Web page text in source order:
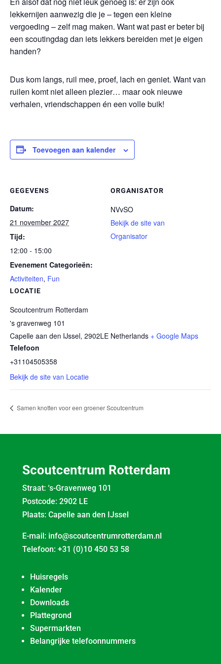
lekkernijen aanwezig die je – tegen een kleine
vergoeding – zelf mag maken. Want wat past er beter bij
een scoutingdag dan iets lekkers bereiden met je eigen
handen?
Dus kom langs, ruil mee, proef, lach en geniet. Want van
ruilen komt niet alleen plezier… maar ook nieuwe
verhalen, vriendschappen én een volle buik!
Toevoegen aan kalender
GEGEVENS
Datum:
21 november 2027
Tijd:
12:00 - 15:00
Evenement Categorieën:
Activiteiten, Fun
LOCATIE
Scoutcentrum Rotterdam
's gravenweg 101
Capelle aan den IJssel, 2902LE Netherlands + Google Maps
Telefoon
+31104505358
Bekijk de site van Locatie
ORGANISATOR
NVvSO
Bekijk de site van
Organisator
Samen knotten voor een groener Scoutcentrum
Scoutcentrum Rotterdam
Straat: ‘s-Gravenweg 101
Postcode: 2902 LE
Plaats: Capelle aan den IJssel
E-mail: info@scoutcentrumrotterdam.nl
Telefoon: +31 (0)10 450 53 58
Huisregels
Kalender
Downloads
Plattegrond
Supermarkten
Belangrijke telefoonnummers